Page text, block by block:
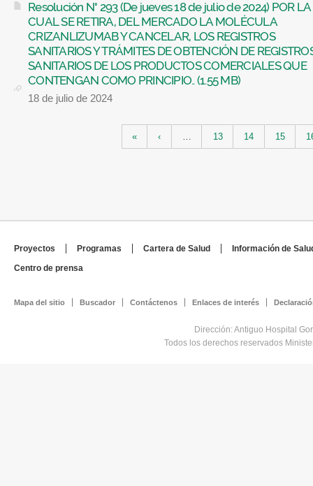
Resolución N° 293 (De jueves 18 de julio de 2024) POR LA
CUAL SE RETIRA, DEL MERCADO LA MOLÉCULA
CRIZANLIZUMAB Y CANCELAR, LOS REGISTROS
SANITARIOS Y TRÁMITES DE OBTENCIÓN DE
SANITARIOS DE LOS PRODUCTOS COMERCIALES QUE
CONTENGAN COMO PRINCIPIO.. (1.55 MB)
18 de julio de 2024
« ‹ … 13 14 15
Proyectos Programas Cartera de Salud
Información de
Centro de prensa
Mapa del sitio Buscador Contáctenos Enlaces de interés
Dirección: Antiguo Hospital
Todos los derechos reservados